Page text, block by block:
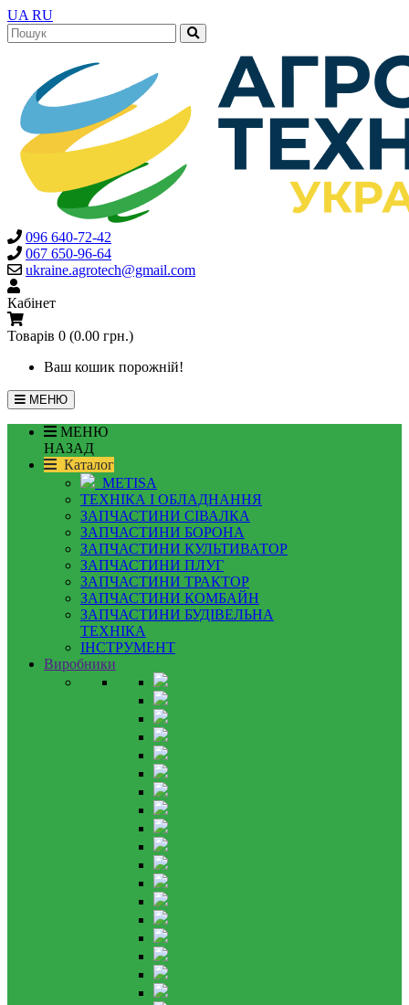
UA RU
096 640-72-42
067 650-96-64
ukraine.agrotech@gmail.com
Кабінет
Товарів 0 (0.00 грн.)
Ваш кошик порожній!
МЕНЮ
МЕНЮ
НАЗАД
Каталог
METISA
ТЕХНІКА І ОБЛАДНАННЯ
ЗАПЧАСТИНИ СІВАЛКА
ЗАПЧАСТИНИ БОРОНА
ЗАПЧАСТИНИ КУЛЬТИВАТОР
ЗАПЧАСТИНИ ПЛУГ
ЗАПЧАСТИНИ ТРАКТОР
ЗАПЧАСТИНИ КОМБАЙН
ЗАПЧАСТИНИ БУДІВЕЛЬНА
ТЕХНІКА
ІНСТРУМЕНТ
Виробники